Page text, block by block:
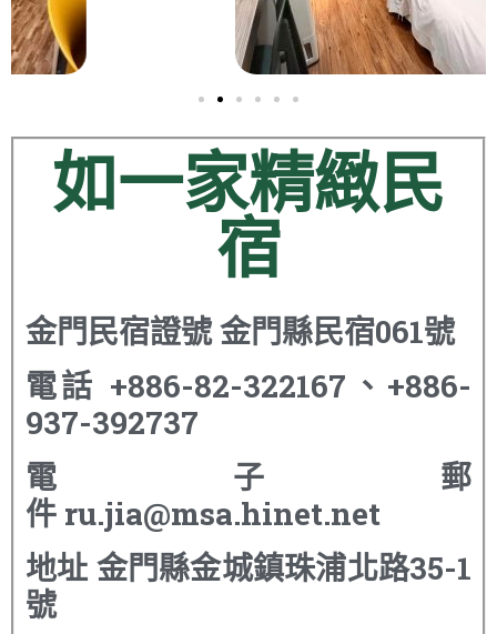
如一家精緻民
宿
金門民宿證號金門縣民宿061號
電話 +886-82-322167、+886-
937-392737
電子郵
件 ru.jia@msa.hinet.net
地址 金門縣金城鎮珠浦北路35-1
號